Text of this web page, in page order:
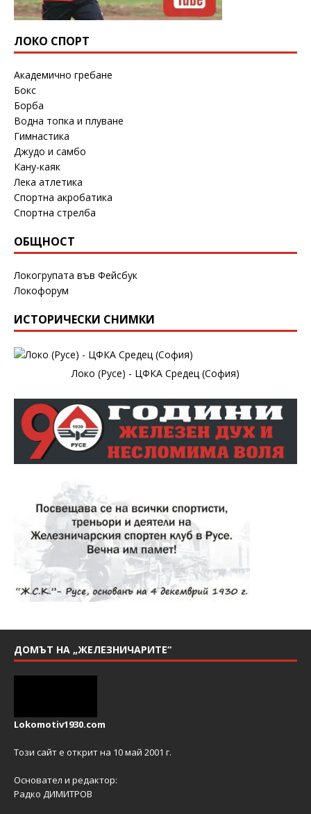
ЛОКО СПОРТ
Академично гребане
Бокс
Борба
Водна топка и плуване
Гимнастика
Джудо и самбо
Кану-каяк
Лека атлетика
Спортна акробатика
Спортна стрелба
ОБЩНОСТ
Локогрупата във Фейсбук
Локофорум
ИСТОРИЧЕСКИ СНИМКИ
Локо (Русе) - ЦФКА Средец (София)
ДОМЪТ НА „ЖЕЛЕЗНИЧАРИТЕ“
Lokomotiv1930.com
Този сайт е открит на 10 май 2001 г.
Основател и редактор:
Радко ДИМИТРОВ